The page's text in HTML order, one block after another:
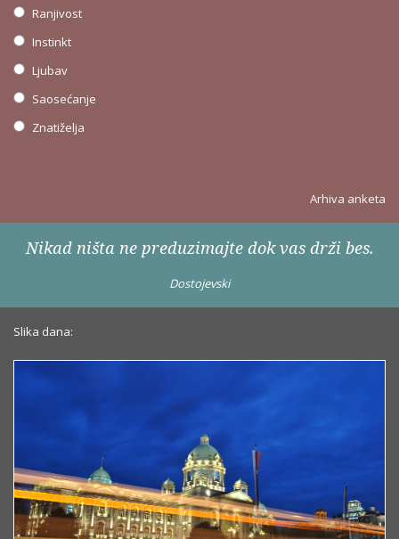
Ranjivost
Instinkt
Ljubav
Saosećanje
Znatiželja
Arhiva anketa
Nikad ništa ne preduzimajte dok vas drži bes.
Dostojevski
Slika dana: